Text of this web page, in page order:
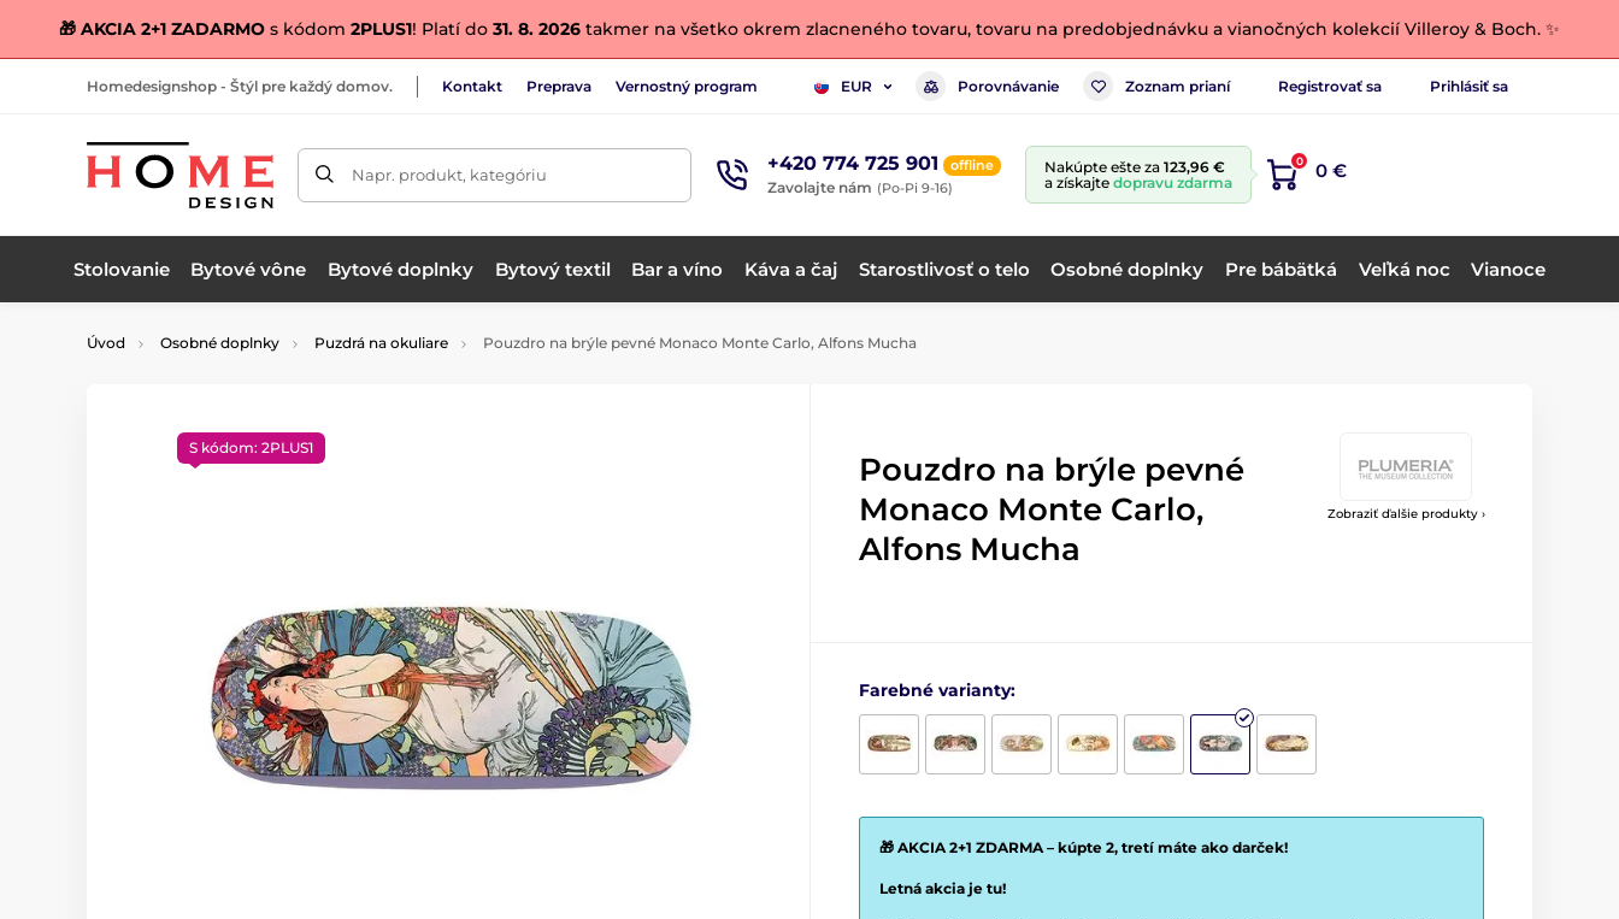
🎁 AKCIA 2+1 ZADARMO s kódom 2PLUS1! Platí do 31. 8. 2026 takmer na všetko okrem zlacneného tovaru, tovaru na predobjednávku a vianočných kolekcií Villeroy & Boch. ✨
Homedesignshop - Štýl pre každý domov. Kontakt Preprava Vernostný program EUR Porovnávanie Zoznam prianí Registrovať sa Prihlásiť sa
Napr. produkt, kategóriu +420 774 725 901 offline
Zavolajte nám (Po-Pi 9-16)
Nakúpte ešte za 123,96 €
a získajte dopravu zdarma
0 0 €
Stolovanie Bytové vône Bytové doplnky Bytový textil Bar a víno Káva a čaj Starostlivosť o telo Osobné doplnky Pre bábätká Veľká noc Vianoce
Úvod Osobné doplnky Puzdrá na okuliare Pouzdro na brýle pevné Monaco Monte Carlo, Alfons Mucha
Zobraziť ďalšie produkty ›
S kódom: 2PLUS1
Pouzdro na brýle pevné
Monaco Monte Carlo,
Alfons Mucha
Farebné varianty:
🎁 AKCIA 2+1 ZDARMA – kúpte 2, tretí máte ako darček!
Letná akcia je tu!